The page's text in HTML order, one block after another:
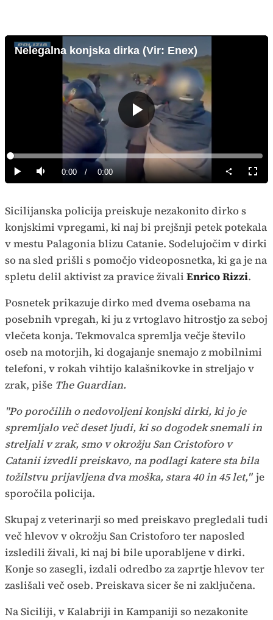
Nelegalna konjska dirka (Vir: Enex)
Predvajaj
PredvajajTiho Current
0:00 / Duration
0:00
Loaded:
0%
način
Sicilijanska policija preiskuje nezakonito dirko s
konjskimi vpregami, ki naj bi prejšnji petek potekala
v mestu Palagonia blizu Catanie. Sodelujočim v dirki
so na sled prišli s pomočjo videoposnetka, ki ga je na
spletu delil aktivist za pravice živali Enrico Rizzi.
Posnetek prikazuje dirko med dvema osebama na
posebnih vpregah, ki ju z vrtoglavo hitrostjo za seboj
vlečeta konja. Tekmovalca spremlja večje število
oseb na motorjih, ki dogajanje snemajo z mobilnimi
telefoni, v rokah vihtijo kalašnikovke in streljajo v
zrak, piše The Guardian.
"Po poročilih o nedovoljeni konjski dirki, ki jo je
spremljalo več deset ljudi, ki so dogodek snemali in
streljali v zrak, smo v okrožju San Cristoforo v
Catanii izvedli preiskavo, na podlagi katere sta bila
tožilstvu prijavljena dva moška, stara 40 in 45 let," je
sporočila policija.
Skupaj z veterinarji so med preiskavo pregledali tudi
več hlevov v okrožju San Cristoforo ter naposled
izsledili živali, ki naj bi bile uporabljene v dirki.
Konje so zasegli, izdali odredbo za zaprtje hlevov ter
zaslišali več oseb. Preiskava sicer še ni zaključena.
Na Siciliji, v Kalabriji in Kampaniji so nezakonite